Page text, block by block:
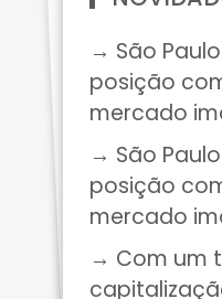
→ São
posição
mercado
→ São
posição
mercado
→ Com um